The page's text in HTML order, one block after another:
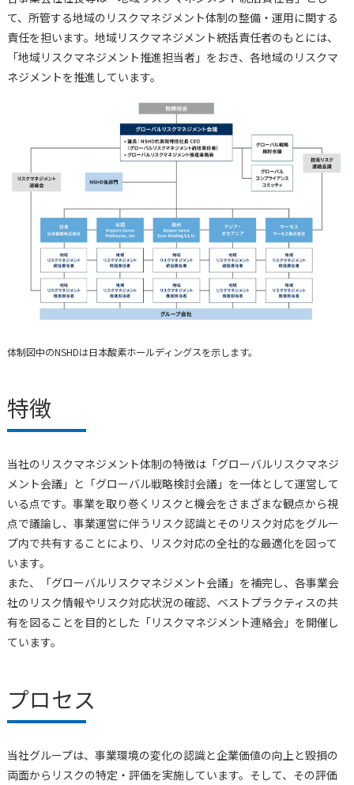
て、所管する地域のリスクマネジメント体制の整備・運用に関する
責任を担います。地域リスクマネジメント統括責任者のもとには、
「地域リスクマネジメント推進担当者」をおき、各地域のリスクマ
ネジメントを推進しています。
体制図中のNSHDは日本酸素ホールディングスを示します。
特徴
当社のリスクマネジメント体制の特徴は「グローバルリスクマネジ
メント会議」と「グローバル戦略検討会議」を一体として運営して
いる点です。事業を取り巻くリスクと機会をさまざまな観点から視
点で議論し、事業運営に伴うリスク認識とそのリスク対応をグルー
プ内で共有することにより、リスク対応の全社的な最適化を図って
います。
また、「グローバルリスクマネジメント会議」を補完し、各事業会
社のリスク情報やリスク対応状況の確認、ベストプラクティスの共
有を図ることを目的とした「リスクマネジメント連絡会」を開催し
ています。
プロセス
当社グループは、事業環境の変化の認識と企業価値の向上と毀損の
両面からリスクの特定・評価を実施しています。そして、その評価